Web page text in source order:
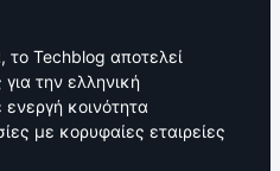
Techblog αποτελεί
την ελληνική
ενεργή κοινότητα
με κορυφαίες εταιρείες